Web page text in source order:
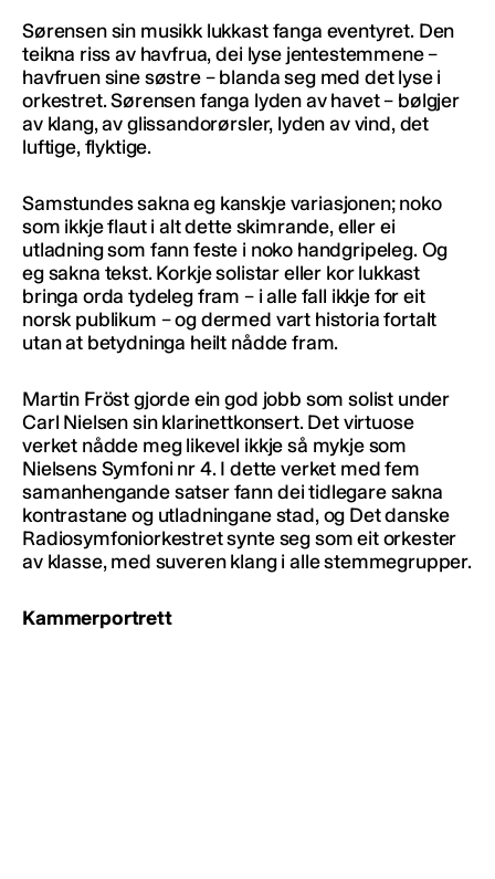
Sørensen sin musikk lukkast fanga eventyret. Den
teikna riss av havfrua, dei lyse jentestemmene –
havfruen sine søstre – blanda seg med det lyse i
orkestret. Sørensen fanga lyden av havet – bølgjer
av klang, av glissandorørsler, lyden av vind, det
luftige, flyktige.
Samstundes sakna eg kanskje variasjonen; noko
som ikkje flaut i alt dette skimrande, eller ei
utladning som fann feste i noko handgripeleg. Og
eg sakna tekst. Korkje solistar eller kor lukkast
bringa orda tydeleg fram – i alle fall ikkje for eit
norsk publikum – og dermed vart historia fortalt
utan at betydninga heilt nådde fram.
Martin Fröst gjorde ein god jobb som solist under
Carl Nielsen sin klarinettkonsert. Det virtuose
verket nådde meg likevel ikkje så mykje som
Nielsens Symfoni nr 4. I dette verket med fem
samanhengande satser fann dei tidlegare sakna
kontrastane og utladningane stad, og Det danske
Radiosymfoniorkestret synte seg som eit orkester
av klasse, med suveren klang i alle stemmegrupper.
Kammerportrett